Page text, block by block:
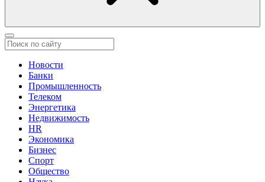
Новости
Банки
Промышленность
Телеком
Энергетика
Недвижимость
HR
Экономика
Бизнес
Спорт
Общество